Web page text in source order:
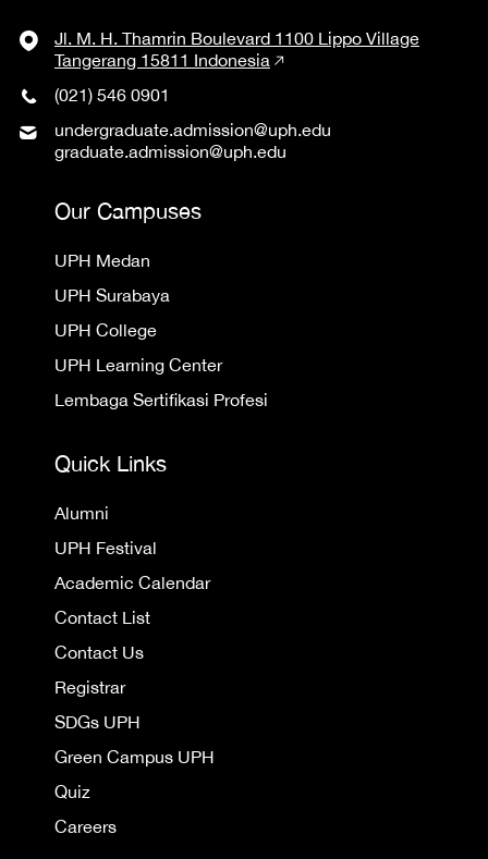
Jl. M. H. Thamrin Boulevard 1100 Lippo Village
Tangerang 15811 Indonesia
(021) 546 0901
undergraduate.admission@uph.edu
graduate.admission@uph.edu
Our Campuses
UPH Medan
UPH Surabaya
UPH College
UPH Learning Center
Lembaga Sertifikasi Profesi
Quick Links
Alumni
UPH Festival
Academic Calendar
Contact List
Contact Us
Registrar
SDGs UPH
Green Campus UPH
Quiz
Careers